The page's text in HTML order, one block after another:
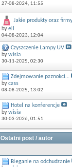
27-08-2024, 11:55
Jakie produkty oraz
byell
04-08-2023, 12:04
Czyszczenie Lampy UV
bywisia
30-11-2025, 02:30
Zdejmowanie paznokci...
bycass
08-08-2025, 13:02
Hotel na konferencje
bywisia
30-03-2026, 01:51
Ostatni post / autor
Bieganie na odchudzanie